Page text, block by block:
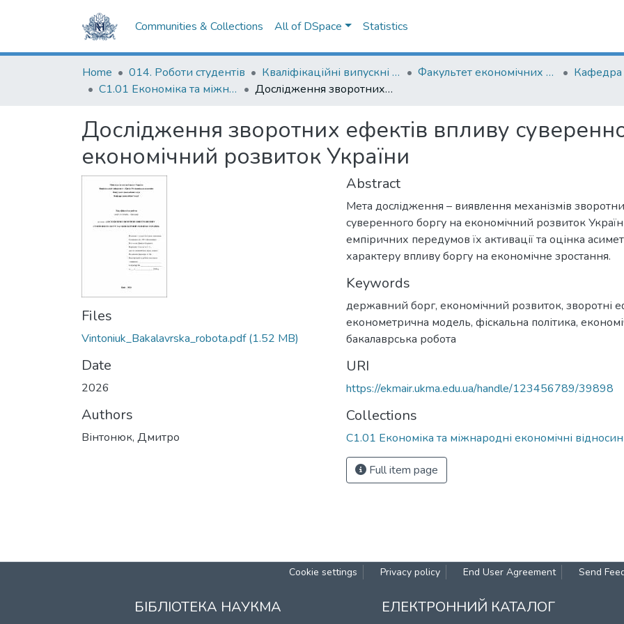
Communities & Collections All of DSpace Statistics
Home 014. Роботи студентів Кваліфікаційні випускні роботи здобувачів вищої освіти бакалаврських програм Факультет економічних наук
С1.01 Економіка та міжнародні економічні відносини (економіка)
Дослідження зворотних ефектів впливу суверенного боргу на економічний розвиток України
Дослідження зворотних ефектів впливу
економічний розвиток України
Files
Vintoniuk_Bakalavrska_robota.pdf(1.52 MB)
Date
2026
Authors
Вінтонюк, Дмитро
Abstract
Мета дослідження – виявлення механізмів
суверенного боргу на економічний розвиток
емпіричних передумов їх активації та оцінка
характеру впливу боргу на економічне зростання.
Keywords
державний борг, економічний розвиток, зворотні
економетрична модель, фіскальна політика,
бакалаврська робота
URI
https://ekmair.ukma.edu.ua/handle/123456789/39898
Collections
С1.01 Економіка та міжнародні економічні
Full item page
Cookie settings Privacy policy End User Agreement Send
БІБЛІОТЕКА НАУКМА ЕЛЕКТРОННИЙ КАТАЛОГ